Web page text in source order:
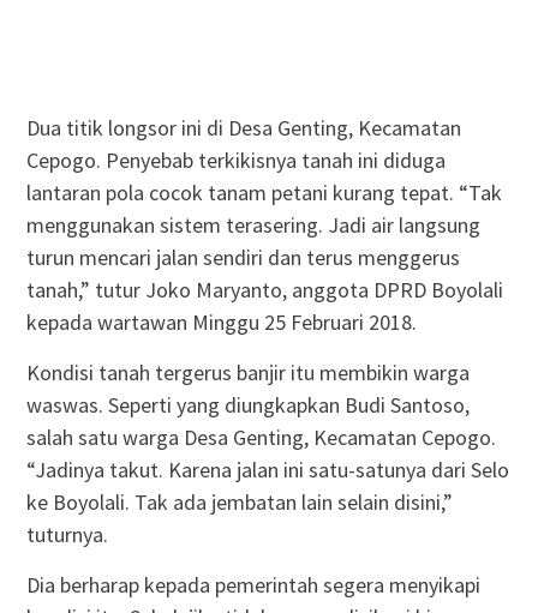
Dua titik longsor ini di Desa Genting, Kecamatan
Cepogo. Penyebab terkikisnya tanah ini diduga
lantaran pola cocok tanam petani kurang tepat. “Tak
menggunakan sistem terasering. Jadi air langsung
turun mencari jalan sendiri dan terus menggerus
tanah,” tutur Joko Maryanto, anggota DPRD Boyolali
kepada wartawan Minggu 25 Februari 2018.
Kondisi tanah tergerus banjir itu membikin warga
waswas. Seperti yang diungkapkan Budi Santoso,
salah satu warga Desa Genting, Kecamatan Cepogo.
“Jadinya takut. Karena jalan ini satu-satunya dari Selo
ke Boyolali. Tak ada jembatan lain selain disini,”
tuturnya.
Dia berharap kepada pemerintah segera menyikapi